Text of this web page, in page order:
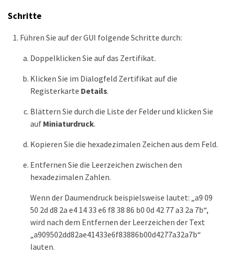
Schritte
Führen Sie auf der GUI folgende Schritte durch:
Doppelklicken Sie auf das Zertifikat.
Klicken Sie im Dialogfeld Zertifikat auf die
Registerkarte Details.
Blättern Sie durch die Liste der Felder und klicken Sie
auf Miniaturdruck.
Kopieren Sie die hexadezimalen Zeichen aus dem Feld.
Entfernen Sie die Leerzeichen zwischen den
hexadezimalen Zahlen.
Wenn der Daumendruck beispielsweise lautet: „a9 09
50 2d d8 2a e4 14 33 e6 f8 38 86 b0 0d 42 77 a3 2a 7b“,
wird nach dem Entfernen der Leerzeichen der Text
„a909502dd82ae41433e6f83886b00d4277a32a7b“
lauten.